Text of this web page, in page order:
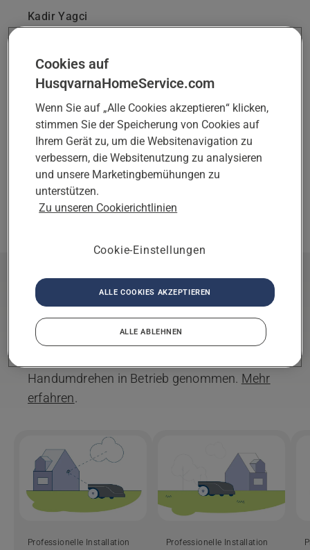
Kadir Yagci
ZUSTANDSPRÜFUNG BUCHEN
Ausgewählter
Partner
Sie haben als Partner
ausgewählt.
ÄNDERUNG
Installation
Beginnen Sie Ihre Reise zu einem perfekten
Rasen. Mit einer professionellen Installation
Handumdrehen in Betrieb genommen. Mehr
erfahren.
Professionelle Installation Professionelle Installation
Cookies auf
HusqvarnaHomeService.com
Wenn Sie auf „Alle Cookies akzeptieren“ klicken,
stimmen Sie der Speicherung von Cookies auf
Ihrem Gerät zu, um die Websitenavigation zu
verbessern, die Websitenutzung zu analysieren
und unsere Marketingbemühungen zu
unterstützen.
Zu unseren Cookierichtlinien
Cookie-Einstellungen
ALLE ABLEHNEN
ALLE COOKIES AKZEPTIEREN